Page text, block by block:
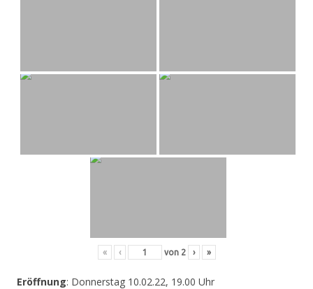
« ‹ von 2 › »
Eröffnung: Donnerstag 10.02.22, 19.00 Uhr